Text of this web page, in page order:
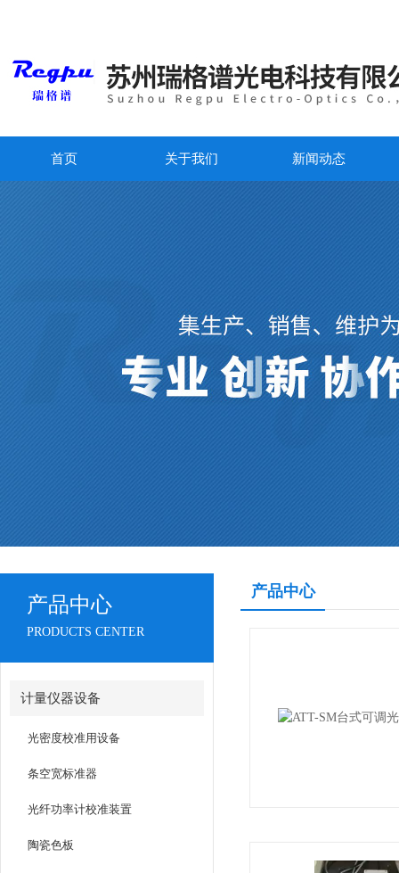
首页 关于我们 新闻动态
产品中心
PRODUCTS CENTER
计量仪器设备
光密度校准用设备
条空宽标准器
光纤功率计校准装置
陶瓷色板
产品中心